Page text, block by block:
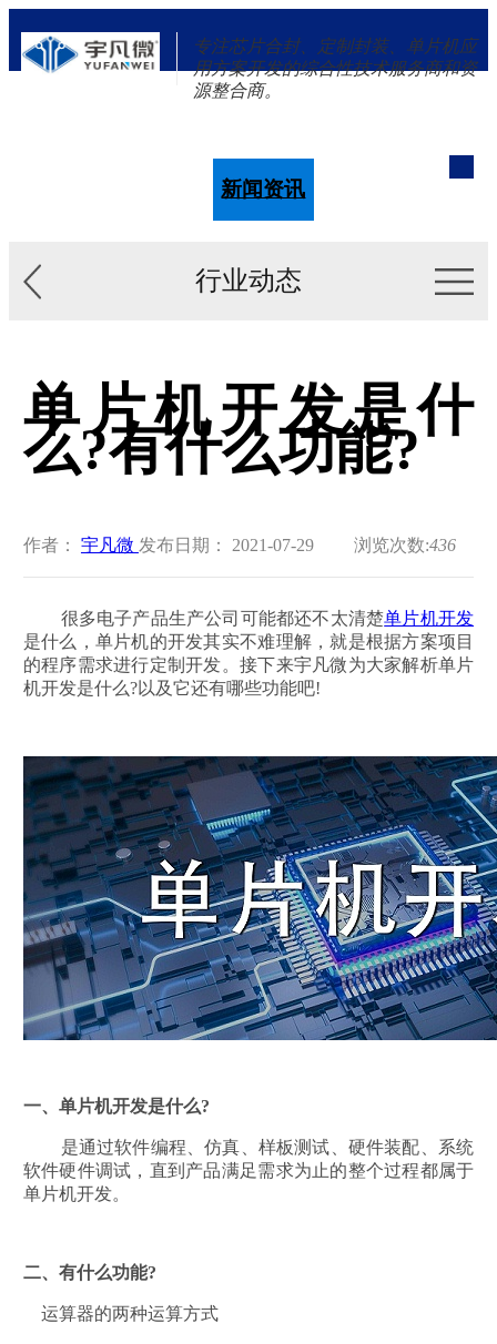
专注芯片合封、定制封装、单片机应
用方案开发的综合性技术服务商和资
源整合商。
新闻资讯
行业动态
单片机开发是什
么?有什么功能?
作者： 宇凡微 发布日期： 2021-07-29 浏览次数:436
很多电子产品生产公司可能都还不太清楚单片机开发
是什么，单片机的开发其实不难理解，就是根据方案项目
的程序需求进行定制开发。接下来宇凡微为大家解析单片
机开发是什么?以及它还有哪些功能吧!
一、单片机开发是什么?
是通过软件编程、仿真、样板测试、硬件装配、系统
软件硬件调试，直到产品满足需求为止的整个过程都属于
单片机开发。
二、有什么功能?
运算器的两种运算方式